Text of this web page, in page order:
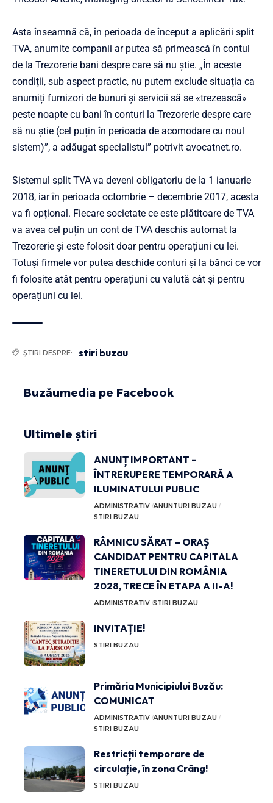
Asta înseamnă că, în perioada de început a aplicării split
TVA, anumite companii ar putea să primească în contul
de la Trezorerie bani despre care să nu știe. „În aceste
condiții, sub aspect practic, nu putem exclude situația ca
anumiți furnizori de bunuri și servicii să se «trezească»
peste noapte cu bani în conturi la Trezorerie despre care
să nu știe (cel puțin în perioada de acomodare cu noul
sistem)”, a adăugat specialistul” potrivit avocatnet.ro.
Sistemul split TVA va deveni obligatoriu de la 1 ianuarie
2018, iar în perioada octombrie – decembrie 2017, acesta
va fi opțional. Fiecare societate ce este plătitoare de TVA
va avea cel puțin un cont de TVA deschis automat la
Trezorerie și este folosit doar pentru operațiuni cu lei.
Totuși firmele vor putea deschide conturi și la bănci ce vor
fi folosite atât pentru operațiuni cu valută cât și pentru
operațiuni cu lei.
ȘTIRI DESPRE: stiri buzau
Buzăumedia pe Facebook
Ultimele știri
ANUNȚ IMPORTANT –
ÎNTRERUPERE TEMPORARĂ A
ILUMINATULUI PUBLIC
ADMINISTRATIV ANUNTURI BUZAU
STIRI BUZAU
RÂMNICU SĂRAT – ORAȘ
CANDIDAT PENTRU CAPITALA
TINERETULUI DIN ROMÂNIA
2028, TRECE ÎN ETAPA A II-A!
ADMINISTRATIV STIRI BUZAU
INVITAȚIE!
STIRI BUZAU
Primăria Municipiului Buzău:
COMUNICAT
ADMINISTRATIV ANUNTURI BUZAU
STIRI BUZAU
Restricții temporare de
circulație, în zona Crâng!
STIRI BUZAU